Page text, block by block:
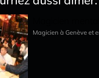
Magicien à Genève et